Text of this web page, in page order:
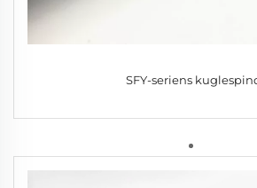
SFY-seriens